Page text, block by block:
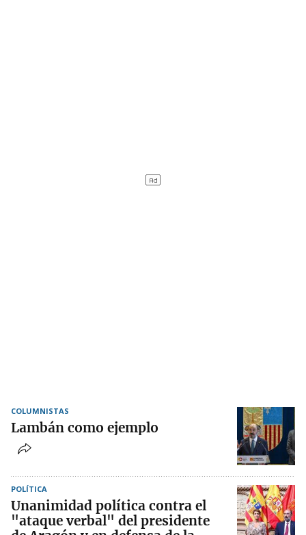
COLUMNISTAS
Lambán como ejemplo
POLÍTICA
Unanimidad política contra el
"ataque verbal" del presidente